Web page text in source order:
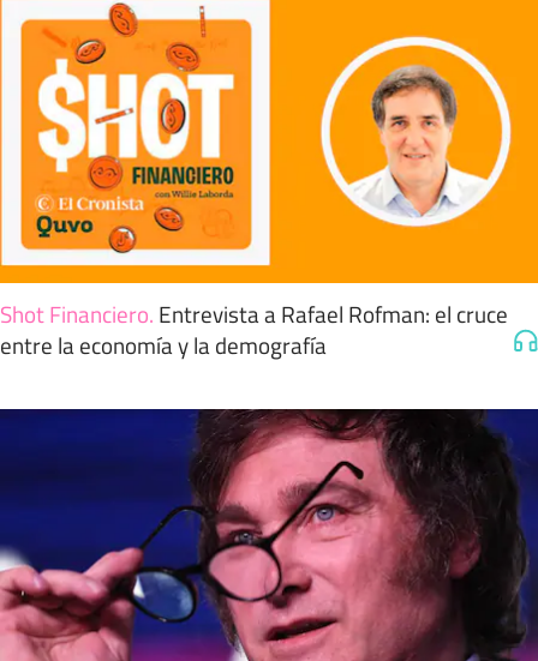
Shot Financiero. Entrevista a Rafael Rofman: el cruce
entre la economía y la demografía